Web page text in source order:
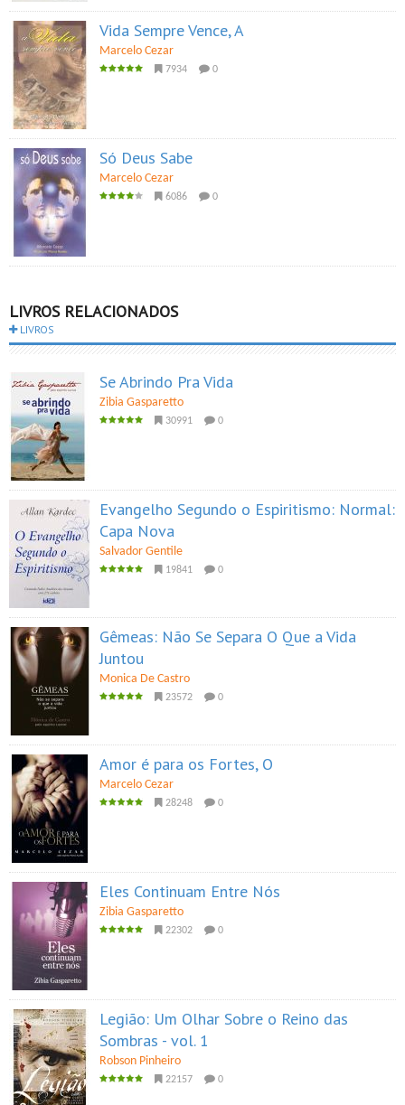
Vida Sempre Vence, A
Marcelo Cezar
7934 0
Só Deus Sabe
Marcelo Cezar
6086 0
LIVROS RELACIONADOS
LIVROS
Se Abrindo Pra Vida
Zibia Gasparetto
30991 0
Evangelho Segundo o Espiritismo: Normal:
Capa Nova
Salvador Gentile
19841 0
Gêmeas: Não Se Separa O Que a Vida
Juntou
Monica De Castro
23572 0
Amor é para os Fortes, O
Marcelo Cezar
28248 0
Eles Continuam Entre Nós
Zibia Gasparetto
22302 0
Legião: Um Olhar Sobre o Reino das
Sombras - vol. 1
Robson Pinheiro
22157 0